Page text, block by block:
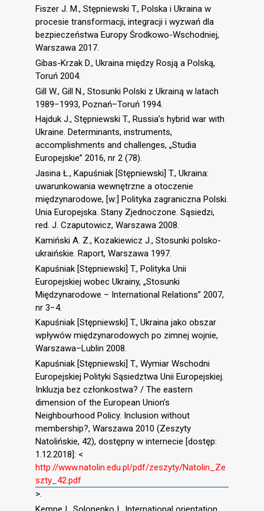
Fiszer J. M., Stępniewski T., Polska i Ukraina w
procesie transformacji, integracji i wyzwań dla
bezpieczeństwa Europy Środkowo-Wschodniej,
Warszawa 2017.
Gibas-Krzak D., Ukraina między Rosją a Polską,
Toruń 2004.
Gill W., Gill N., Stosunki Polski z Ukrainą w latach
1989−1993, Poznań–Toruń 1994.
Hajduk J., Stępniewski T., Russia’s hybrid war with
Ukraine. Determinants, instruments,
accomplishments and challenges, „Studia
Europejskie” 2016, nr 2 (78).
Jasina Ł., Kapuśniak [Stępniewski] T., Ukraina:
uwarunkowania wewnętrzne a otoczenie
międzynarodowe, [w:] Polityka zagraniczna Polski.
Unia Europejska. Stany Zjednoczone. Sąsiedzi,
red. J. Czaputowicz, Warszawa 2008.
Kamiński A. Z., Kozakiewicz J., Stosunki polsko-
ukraińskie. Raport, Warszawa 1997.
Kapuśniak [Stępniewski] T., Polityka Unii
Europejskiej wobec Ukrainy, „Stosunki
Międzynarodowe – International Relations” 2007,
nr 3−4.
Kapuśniak [Stępniewski] T., Ukraina jako obszar
wpływów międzynarodowych po zimnej wojnie,
Warszawa–Lublin 2008.
Kapuśniak [Stępniewski] T., Wymiar Wschodni
Europejskiej Polityki Sąsiedztwa Unii Europejskiej.
Inkluzja bez członkostwa? / The eastern
dimension of the European Union’s
Neighbourhood Policy. Inclusion without
membership?, Warszawa 2010 (Zeszyty
Natolińskie, 42), dostępny w internecie [dostęp:
1.12.2018]: <
http://www.natolin.edu.pl/pdf/zeszyty/Natolin_Ze
szty_42.pdf
>.